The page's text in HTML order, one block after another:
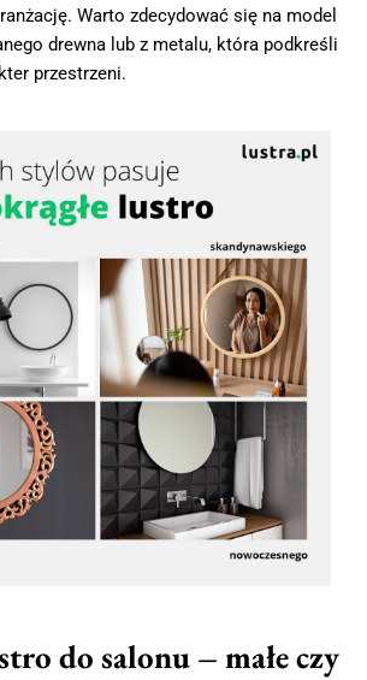
Warto zdecydować się na model
drewna lub z metalu, która podkreśli
przestrzeni.
do salonu – małe czy